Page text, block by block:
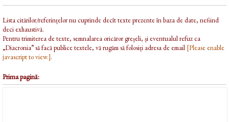
Lista citărilor/referințelor nu cuprinde decît texte prezente în baza de date, nefiind
deci exhaustivă.
Pentru trimiterea de texte, semnalarea oricăror greșeli, și eventualul refuz ca
„Diacronia” să facă publice textele, vă rugăm să folosiți adresa de email [Please enable
javascript to view.].
Prima pagină: